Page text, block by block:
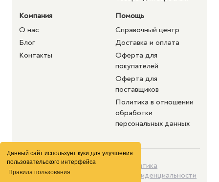
Данный сайт использует куки для улучшения
пользовательского интерфейса
Правила пользования
Компания
О нас
Блог
Контакты
Помощь
Справочный центр
Доставка и оплата
Оферта для
покупателей
Оферта для
поставщиков
Политика в отношении
обработки
персональных данных
©2026 purshat.market. Все
права защищены
Политика
конфиденциальности